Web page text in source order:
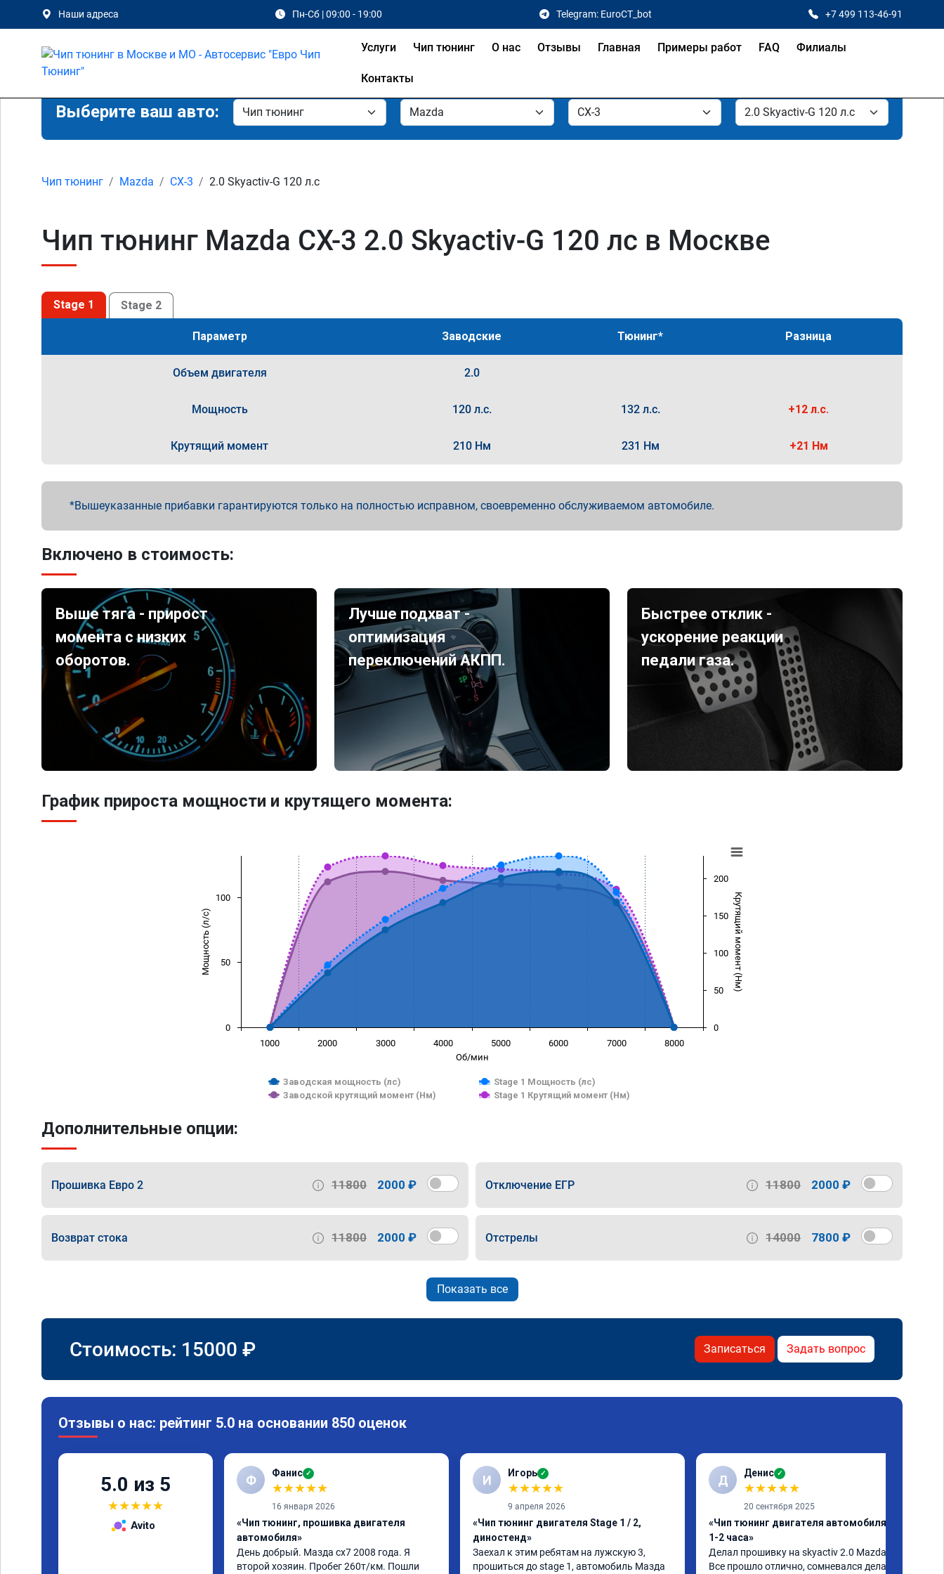
Наши адреса Пн-Сб | 09:00 - 19:00 Telegram: EuroCT_bot +7 499 113-46-91
Услуги Чип тюнинг О нас Отзывы Главная Примеры работ FAQ Филиалы
Контакты
Выберите ваш авто:
Чип тюнинг Mazda CX-3 2.0 Skyactiv-G 120 л.с
Чип тюнинг Mazda CX-3 2.0 Skyactiv-G 120 лс в Москве
Stage 1 Stage 2
Параметр Заводские Тюнинг* Разница
Объем двигателя 2.0
Мощность 120 л.с. 132 л.с. +12 л.с.
Крутящий момент 210 Нм 231 Нм +21 Нм
Вышеуказанные прибавки гарантируются только на полностью исправном, своевременно обслуживаемом автомобиле.
Включено в стоимость:
Выше тяга - прирост
момента с низких
оборотов.
Лучше подхват -
оптимизация
переключений АКПП.
Быстрее отклик -
ускорение реакции
педали газа.
График прироста мощности и крутящего момента:
Об/мин
Мощность (л/с) Крутящий момент (Нм)
Заводская мощность (лс)
Stage 1 Мощность (лс)
Заводской крутящий момент (Нм)
Stage 1 Крутящий момент (Нм)
1000 2000 3000 4000 5000 6000 7000 8000
0
50
100
0
50
100
150
200
Дополнительные опции:
Прошивка Евро 2 11800 2000 ₽ Отключение ЕГР 11800 2000 ₽
Возврат стока 11800 2000 ₽ Отстрелы 14000 7800 ₽
Показать все
Стоимость: 15000 ₽ Записаться Задать вопрос
Отзывы о нас: рейтинг 5.0 на основании 850 оценок
5.0 из 5
★★★★★
Avito
Ф Фанис ✓
★★★★★
16 января 2026
«Чип тюнинг, прошивка двигателя
автомобиля»
День добрый. Мазда сх7 2008 года. Я
второй хозяин. Пробег 260т/км. Пошли
И Игорь ✓
★★★★★
9 апреля 2026
«Чип тюнинг двигателя Stage 1 / 2,
диностенд»
Заехал к этим ребятам на лужскую 3,
прошиться до stage 1, автомобиль Мазда
Д Денис ✓
★★★★★
20 сентября 2025
«Чип тюнинг двигателя автомобиля за
1-2 часа»
Делал прошивку на skyactiv 2.0 Mazda 3
Все прошло отлично, сомневался делать